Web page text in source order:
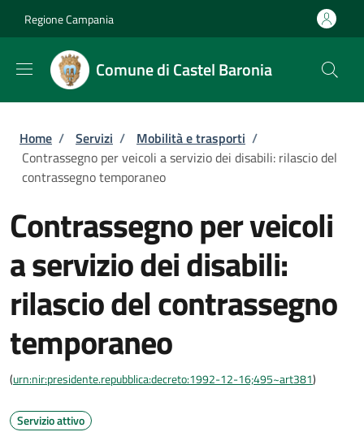
Regione Campania
Comune di Castel Baronia
Briciole di pane
Home / Servizi / Mobilità e trasporti /
Contrassegno per veicoli a servizio dei disabili: rilascio del
contrassegno temporaneo
Contrassegno per veicoli
a servizio dei disabili:
rilascio del contrassegno
temporaneo
(urn:nir:presidente.repubblica:decreto:1992-12-16;495~art381)
Servizio attivo